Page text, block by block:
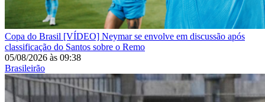
Copa do Brasil [VÍDEO] Neymar se envolve em discussão após
classificação do Santos sobre o Remo
05/08/2026 às 09:38
Brasileirão